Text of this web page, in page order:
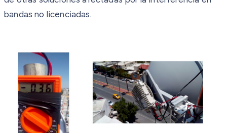
bandas no licenciadas.